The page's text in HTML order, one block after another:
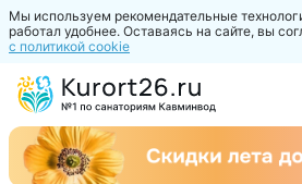
Мы используем рекомендательные
работал удобнее. Оставаясь на сайте, вы
с политикой cookie